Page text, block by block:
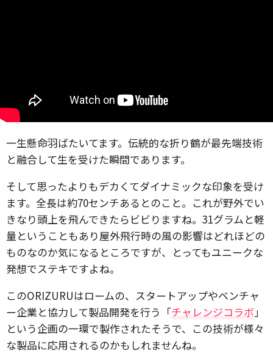
一生懸命羽ばたいてます。伝統的な折り鶴が最先端技術
と融合して生を受けた瞬間であります。
そして思ったよりもデカくてダイナミックな印象を受け
ます。全長は約70センチあるとのこと。これが野外でい
きなり頭上を飛んできたらビビりますね。31グラムと軽
量ということもあり屋外飛行時の風の影響はどれほどの
ものなのか気になるところですが、とってもユニークな
発想でステキですよね。
このORIZURUはロームの、スタートアップやベンチャ
ー企業と協力して製品開発を行う「チャレンジコラボ 」
という企画の一環で製作されたそうで、この技術が様々
な製品に応用されるのかもしれませんね。